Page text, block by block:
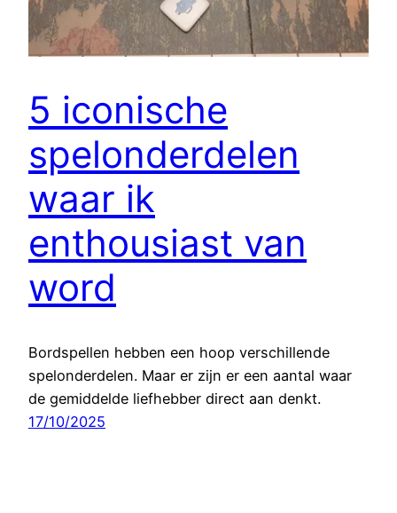
5 iconische
spelonderdelen
waar ik
enthousiast van
word
Bordspellen hebben een hoop verschillende
spelonderdelen. Maar er zijn er een aantal waar
de gemiddelde liefhebber direct aan denkt.
17/10/2025